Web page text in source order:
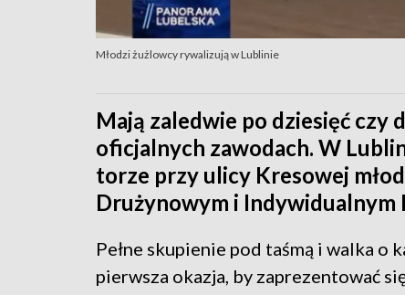
Młodzi żużlowcy rywalizują w Lublinie
Mają zaledwie po dziesięć czy
oficjalnych zawodach. W
torze przy ulicy Kresowej
Drużynowym i Indywidualnym
Pełne skupienie pod taśmą i walka
pierwsza okazja, by zaprezentować